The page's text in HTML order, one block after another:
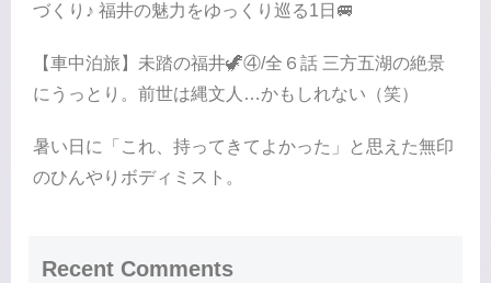
づくり♪ 福井の魅力をゆっくり巡る1日🚐
【車中泊旅】未踏の福井🦖④/全６話 三方五湖の絶景
にうっとり。前世は縄文人…かもしれない（笑）
暑い日に「これ、持ってきてよかった」と思えた無印
のひんやりボディミスト。
Recent Comments